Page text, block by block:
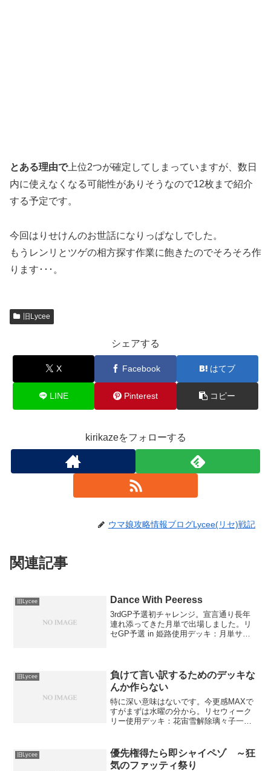
とある理由で上位2つが確定してしまっていますが、数日
内に使えなくなる可能性がありそうなので12枚まで紹介
する予定です。
今回はりせけんのお世話になりっぱなしでした。
もうレンリとツゲの相方探す作業に飽きたのでそろそろ作
ります･･･。
旧Lycee
シェアする
X Facebook はてブ
LINE Pinterest コピー
kirikazeをフォローする
ウマ娘攻略情報ブログLycee(リセ)戦記
関連記事
旧Lycee Dance With Peeress
3rdGP予選初チャレンジ。宣言通り長年
連れ添ってきた月単で出場しました。リ
セGP予選 in 姫路使用デッキ：月単サイ
来たので泣く...
旧Lycee
負けて言い訳するためのデッキな
んか作らない
特に深い意味はないです。今更感MAXで
すがまずは水曜の分から。リセウィーク
リー使用デッキ：花宙雪解除璃々子一回
寺。こっち謙吾と高円寺対面に瑛理華
下。相手薄幸さっちんと...
旧Lycee
優先権得たら即シャイペゾ ～狂
気のファッティ祭り